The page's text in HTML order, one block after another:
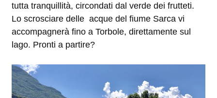
tutta tranquillità, circondati dal verde dei frutteti.
Lo scrosciare delle acque del fiume Sarca vi
accompagnerà fino a Torbole, direttamente sul
lago. Pronti a partire?